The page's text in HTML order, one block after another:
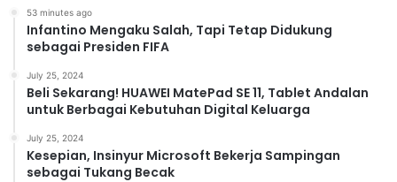
53 minutes ago
Infantino Mengaku Salah, Tapi Tetap Didukung
sebagai Presiden FIFA
July 25, 2024
Beli Sekarang! HUAWEI MatePad SE 11, Tablet Andalan
untuk Berbagai Kebutuhan Digital Keluarga
July 25, 2024
Kesepian, Insinyur Microsoft Bekerja Sampingan
sebagai Tukang Becak